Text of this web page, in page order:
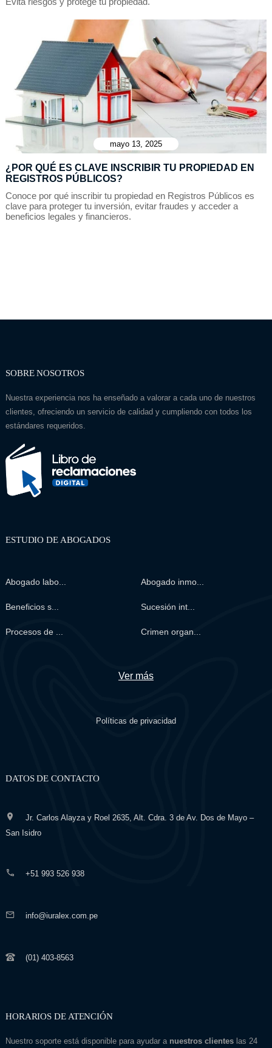
mayo 13, 2025
¿POR QUÉ ES CLAVE INSCRIBIR TU PROPIEDAD EN
REGISTROS PÚBLICOS?
Conoce por qué inscribir tu propiedad en Registros Públicos es
clave para proteger tu inversión, evitar fraudes y acceder a
beneficios legales y financieros.
SOBRE NOSOTROS
Nuestra experiencia nos ha enseñado a valorar a cada uno de nuestros
clientes, ofreciendo un servicio de calidad y cumpliendo con todos los
estándares requeridos.
ESTUDIO DE ABOGADOS
Abogado labo... Abogado inmo...
Beneficios s... Sucesión int...
Procesos de ... Crimen organ...
Ver más
Políticas de privacidad
DATOS DE CONTACTO
Jr. Carlos Alayza y Roel 2635, Alt. Cdra. 3 de Av. Dos de Mayo –
San Isidro
+51 993 526 938
info@iuralex.com.pe
(01) 403-8563
HORARIOS DE ATENCIÓN
Nuestro soporte está disponible para ayudar a nuestros clienteslas 24